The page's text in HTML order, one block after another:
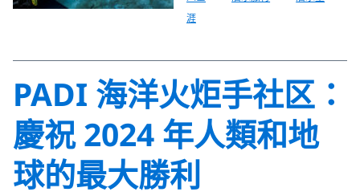
涯
PADI 海洋火炬手社区：
慶祝 2024 年人類和地
球的最大勝利